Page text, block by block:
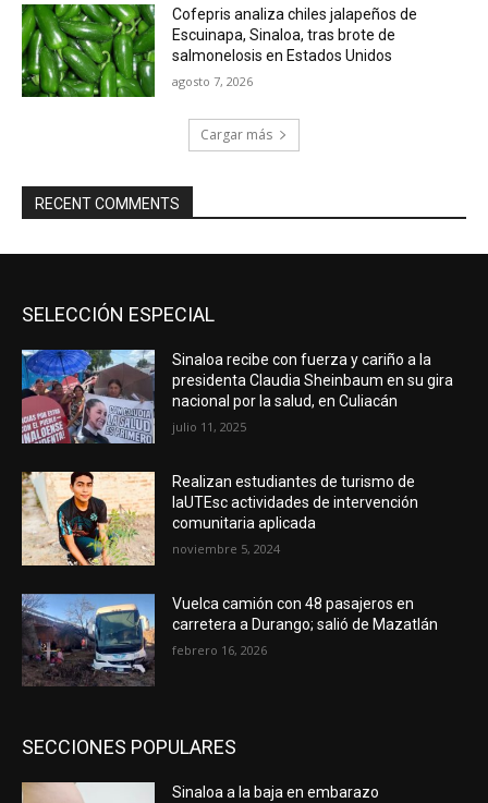
Cofepris analiza chiles jalapeños de
Escuinapa, Sinaloa, tras brote de
salmonelosis en Estados Unidos
agosto 7, 2026
Cargar más
RECENT COMMENTS
SELECCIÓN ESPECIAL
Sinaloa recibe con fuerza y cariño a la
presidenta Claudia Sheinbaum en su gira
nacional por la salud, en Culiacán
julio 11, 2025
Realizan estudiantes de turismo de
laUTEsc actividades de intervención
comunitaria aplicada
noviembre 5, 2024
Vuelca camión con 48 pasajeros en
carretera a Durango; salió de Mazatlán
febrero 16, 2026
SECCIONES POPULARES
Sinaloa a la baja en embarazo